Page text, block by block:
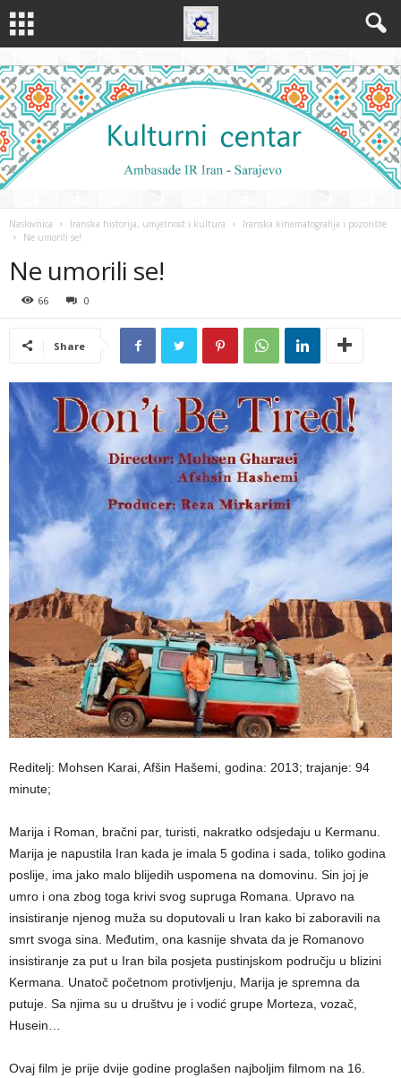
Naslovnica Iranska historija, umjetnost i kultura
Iranska kinematografija i pozorište
Ne umorili se!
Ne umorili se!
66 0
Share
Reditelj: Mohsen Karai, Afšin Hašemi, godina: 2013; trajanje: 94
minute;
Marija i Roman, bračni par, turisti, nakratko odsjedaju u Kermanu.
Marija je napustila Iran kada je imala 5 godina i sada, toliko godina
poslije, ima jako malo blijedih uspomena na domovinu. Sin joj je
umro i ona zbog toga krivi svog supruga Romana. Upravo na
insistiranje njenog muža su doputovali u Iran kako bi zaboravili na
smrt svoga sina. Međutim, ona kasnije shvata da je Romanovo
insistiranje za put u Iran bila posjeta pustinjskom području u blizini
Kermana. Unatoč početnom protivljenju, Marija je spremna da
putuje. Sa njima su u društvu je i vodić grupe Morteza, vozač,
Husein…
Ovaj film je prije dvije godine proglašen najboljim filmom na 16.